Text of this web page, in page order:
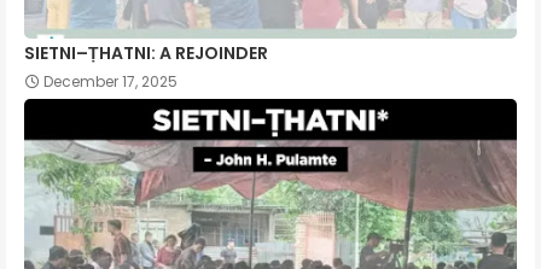
SIETNI–ṬHATNI: A REJOINDER
December 17, 2025